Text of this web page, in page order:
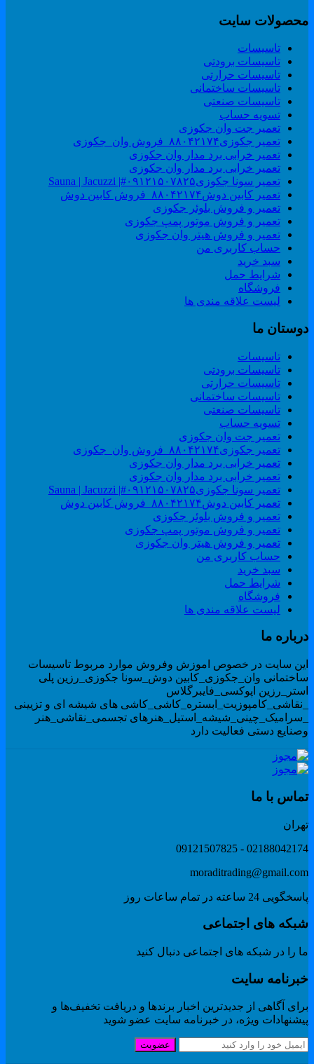
سایت
تاسیسات
تاسیسات برودتی
تاسیسات حرارتی
تاسیسات ساختمانی
تاسیسات صنعتی
تسویه حساب
تعمیر جت وان جکوزی
تعمیر جکوزی۸۸۰۴۲۱۷۴_فروش وان_جکوزی
تعمیر خرابی برد مدار وان جکوزی
تعمیر خرابی برد مدار وان جکوزی
تعمیر سونا جکوزی۰۹۱۲۱۵۰۷۸۲۵#| Sauna | Jacuzzi
تعمیر کابین دوش۸۸۰۴۲۱۷۴_فروش کابین دوش
تعمیر و فروش بلوئر جکوزی
تعمیر و فروش موتور پمپ جکوزی
تعمیر و فروش هیتر وان جکوزی
حساب کاربری من
سبد خرید
شرایط حمل
فروشگاه
لیست علاقه مندی ها
ما
تاسیسات
تاسیسات برودتی
تاسیسات حرارتی
تاسیسات ساختمانی
تاسیسات صنعتی
تسویه حساب
تعمیر جت وان جکوزی
تعمیر جکوزی۸۸۰۴۲۱۷۴_فروش وان_جکوزی
تعمیر خرابی برد مدار وان جکوزی
تعمیر خرابی برد مدار وان جکوزی
تعمیر سونا جکوزی۰۹۱۲۱۵۰۷۸۲۵#| Sauna | Jacuzzi
تعمیر کابین دوش۸۸۰۴۲۱۷۴_فروش کابین دوش
تعمیر و فروش بلوئر جکوزی
تعمیر و فروش موتور پمپ جکوزی
تعمیر و فروش هیتر وان جکوزی
حساب کاربری من
سبد خرید
شرایط حمل
فروشگاه
لیست علاقه مندی ها
ما
سایت در خصوص اموزش وفروش موارد مربوط تاسیسات
وان_جکوزی_کابین دوش_سونا جکوزی_رزین پلی
اپوکسی_فایبرگلاس
های شیشه ای و تزیینی
تجسمی_نقاشی_هنر
دستی فعالیت دارد
با ما
02188042174 -
24 ساعته در تمام ساعات روز
های اجتماعی
را در شبکه های اجتماعی دنبال کنید
سایت
آگاهی از جدیدترین اخبار برندها و دریافت تخفیف‌ها و
ویژه، در خبرنامه سایت عضو شوید
عضویت